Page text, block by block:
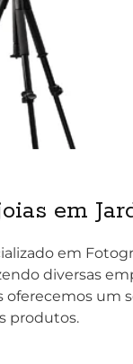
em
em
diversas
oferecemos um
produtos.